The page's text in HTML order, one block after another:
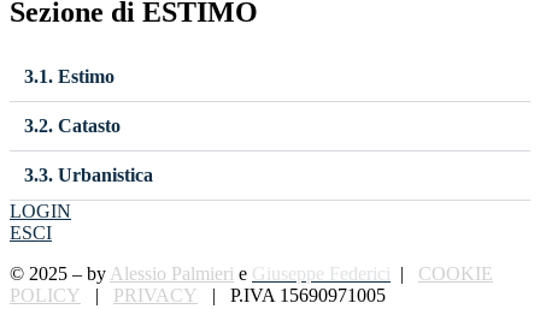
Sezione di ESTIMO
3.1. Estimo
3.2. Catasto
3.3. Urbanistica
LOGIN
ESCI
© 2025 – by Alessio Palmieri e Giuseppe Federici | COOKIE
POLICY | PRIVACY | P.IVA 15690971005